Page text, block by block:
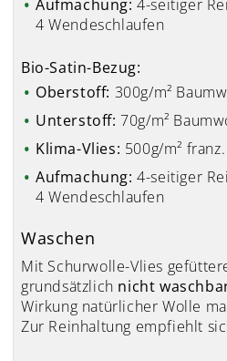
Aufmachung: 4-seitiger
4 Wendeschlaufen
Bio-Satin-Bezug:
Oberstoff: 300g/m²
Unterstoff: 70g/m²
Klima-Vlies: 500g/m²
Aufmachung: 4-seitiger
4 Wendeschlaufen
Waschen
Mit Schurwolle-Vlies
grundsätzlich nicht
Wirkung natürlicher Wolle
Zur Reinhaltung empfiehlt